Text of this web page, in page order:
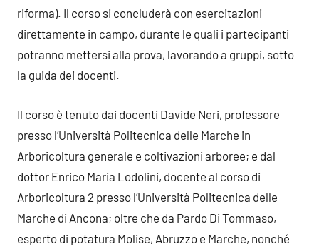
riforma). Il corso si concluderà con esercitazioni
direttamente in campo, durante le quali i partecipanti
potranno mettersi alla prova, lavorando a gruppi, sotto
la guida dei docenti.
Il corso è tenuto dai docenti Davide Neri, professore
presso l’Università Politecnica delle Marche in
Arboricoltura generale e coltivazioni arboree; e dal
dottor Enrico Maria Lodolini, docente al corso di
Arboricoltura 2 presso l’Università Politecnica delle
Marche di Ancona; oltre che da Pardo Di Tommaso,
esperto di potatura Molise, Abruzzo e Marche, nonché